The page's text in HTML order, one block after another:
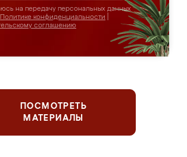
на передачу персональных данных
Политике конфиденциальности
соглашению
ПОСМОТРЕТЬ
МАТЕРИАЛЫ